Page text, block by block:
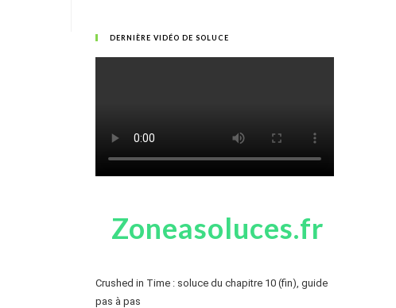
DERNIÈRE VIDÉO DE SOLUCE
Zoneasoluces.fr
Crushed in Time : soluce du chapitre 10 (fin), guide
pas à pas